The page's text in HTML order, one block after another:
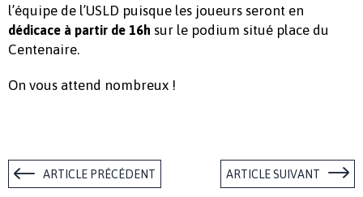
l’équipe de l’USLD puisque les joueurs seront en
dédicace à partir de 16h sur le podium situé place du
Centenaire.
On vous attend nombreux !
ARTICLE PRÉCÉDENT ARTICLE SUIVANT